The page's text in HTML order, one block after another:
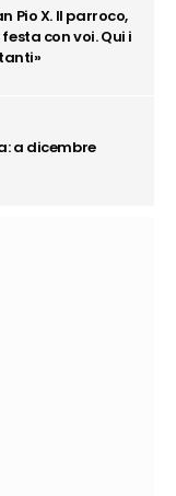
Pio X. Il parroco,
con voi. Qui i
a dicembre